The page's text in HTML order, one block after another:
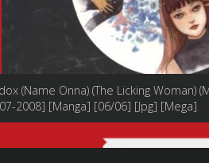
(Name Onna) (The Licking Woman)
2008] [Manga] [06/06] [Jpg] [Mega]